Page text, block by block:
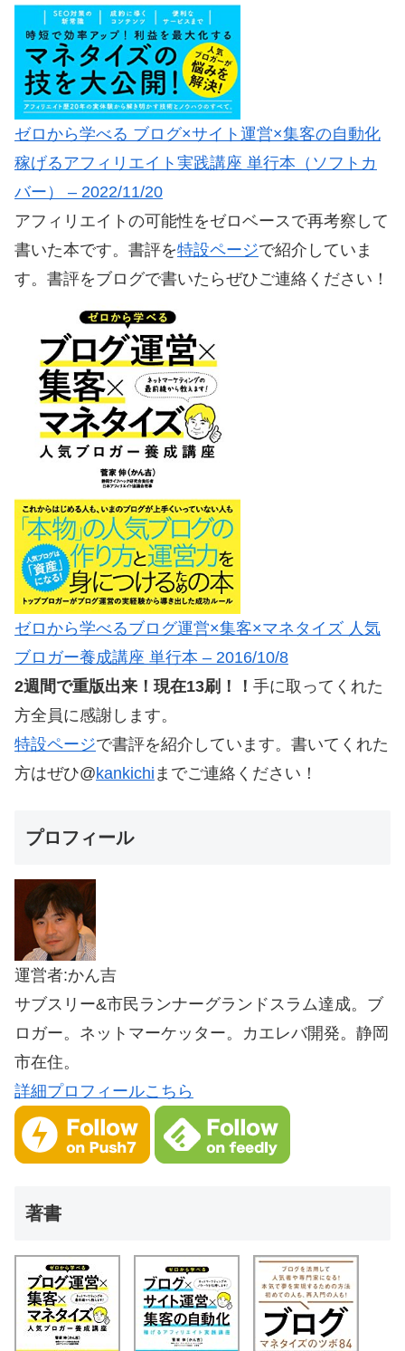
ゼロから学べる ブログ×サイト運営×集客の自動化
稼げるアフィリエイト実践講座 単行本（ソフトカ
バー） – 2022/11/20
アフィリエイトの可能性をゼロベースで再考察して
書いた本です。書評を特設ページで紹介していま
す。書評をブログで書いたらぜひご連絡ください！
ゼロから学べるブログ運営×集客×マネタイズ 人気
ブロガー養成講座 単行本 – 2016/10/8
2週間で重版出来！現在13刷！！ 手に取ってくれた
方全員に感謝します。
特設ページで書評を紹介しています。書いてくれた
方はぜひ@kankichi までご連絡ください！
プロフィール
運営者:かん吉
サブスリー&市民ランナーグランドスラム達成。ブ
ロガー。ネットマーケッター。カエレバ開発。静岡
市在住。
詳細プロフィールこちら
著書